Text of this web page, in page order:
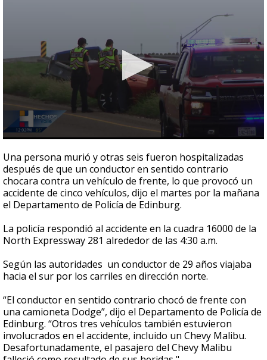
seconds
of
30
seconds
Una persona murió y otras seis fueron hospitalizadas
después de que un conductor en sentido contrario
chocara contra un vehículo de frente, lo que provocó un
accidente de cinco vehículos, dijo el martes por la mañana
el Departamento de Policía de Edinburg.
La policía respondió al accidente en la cuadra 16000 de la
North Expressway 281 alrededor de las 4:30 a.m.
Según las autoridades un conductor de 29 años viajaba
hacia el sur por los carriles en dirección norte.
“El conductor en sentido contrario chocó de frente con
una camioneta Dodge”, dijo el Departamento de Policía de
Edinburg. “Otros tres vehículos también estuvieron
involucrados en el accidente, incluido un Chevy Malibu.
Desafortunadamente, el pasajero del Chevy Malibu